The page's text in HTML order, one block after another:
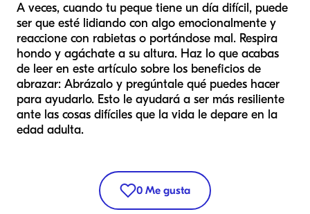
A veces, cuando tu peque tiene un día difícil, puede
ser que esté lidiando con algo emocionalmente y
reaccione con rabietas o portándose mal. Respira
hondo y agáchate a su altura. Haz lo que acabas
de leer en este artículo sobre los beneficios de
abrazar: Abrázalo y pregúntale qué puedes hacer
para ayudarlo. Esto le ayudará a ser más resiliente
ante las cosas difíciles que la vida le depare en la
edad adulta.
0 Me gusta